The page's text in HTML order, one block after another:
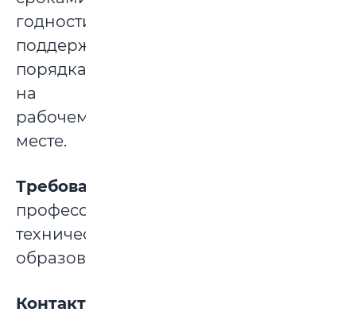
годности,
поддержание
порядка
на
рабочем
месте.
Требования:
профессионально-
техническое
образование.
Контакты: